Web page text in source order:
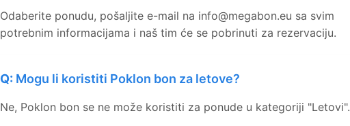
Odaberite ponudu, pošaljite e-mail na info@megabon.eu sa svim
potrebnim informacijama i naš tim će se pobrinuti za rezervaciju.
Mogu li koristiti Poklon bon za letove?
Ne, Poklon bon se ne može koristiti za ponude u kategoriji "Letovi".